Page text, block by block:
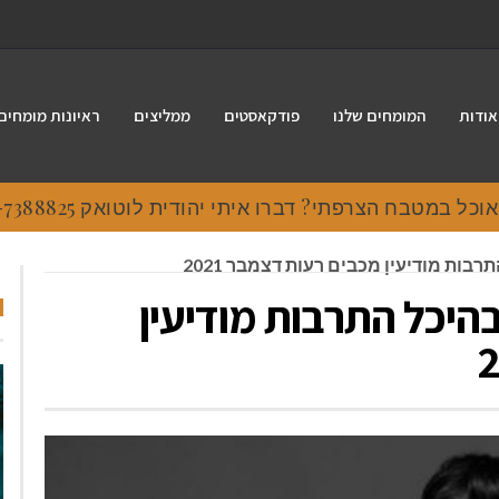
אודות המומחים שלנו פודקאסטים ממליצים ראיונות
במטבח הצרפתי? דברו איתי יהודית לוטואק 054-7388825.
מודיעין מכבים רעות דצמבר 2021
התרבות מודיעין